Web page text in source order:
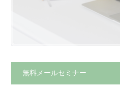
無料メールセミナー